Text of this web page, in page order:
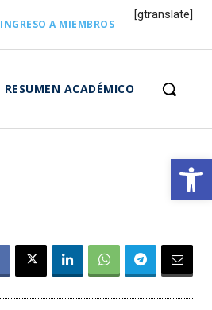
Abrir
INGRESO A MIEMBROS
[gtranslate]
RESUMEN ACADÉMICO